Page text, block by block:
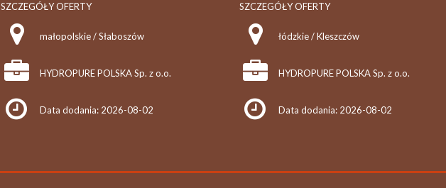
SZCZEGÓŁY OFERTY
małopolskie / Słaboszów
HYDROPURE POLSKA Sp. z o.o.
Data dodania: 2026-08-02
SZCZEGÓŁY OFERTY
łódzkie / Kleszczów
HYDROPURE POLSKA Sp. z o.o.
Data dodania: 2026-08-02